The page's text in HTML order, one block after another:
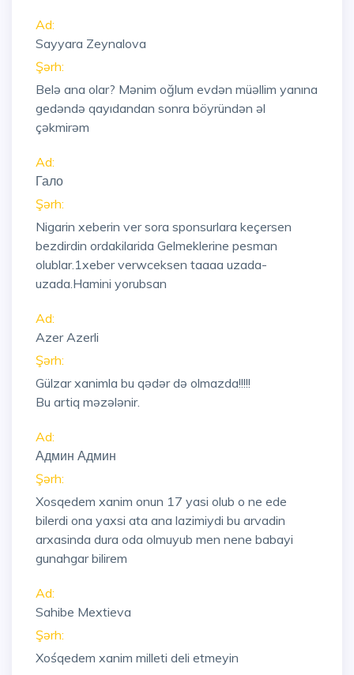
Ad:
Sayyara Zeynalova
Şərh:
Belə ana olar? Mənim oğlum evdən müəllim yanına
gedəndə qayıdandan sonra böyründən əl
çəkmirəm
Ad:
Гало
Şərh:
Nigarin xeberin ver sora sponsurlara keçersen
bezdirdin ordakilarida Gelmeklerine pesman
olublar.1xeber verwceksen taaaa uzada-
uzada.Hamini yorubsan
Ad:
Azer Azerli
Şərh:
Gülzar xanimla bu qədər də olmazda!!!!!
Bu artiq məzələnir.
Ad:
Админ Админ
Şərh:
Xosqedem xanim onun 17 yasi olub o ne ede
bilerdi ona yaxsi ata ana lazimiydi bu arvadin
arxasinda dura oda olmuyub men nene babayi
gunahgar bilirem
Ad:
Sahibe Mextieva
Şərh:
Xośqedem xanim milleti deli etmeyin